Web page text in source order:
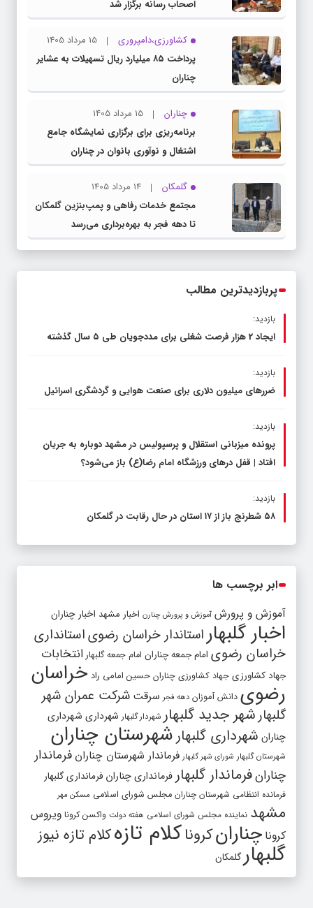
اصحاب رسانه برگزار شد
کشاورزی،دامپروری
15 مرداد 1405
پرداخت ۸۵ میلیارد ریال تسهیلات به عشایر
چناران
چناران
15 مرداد 1405
برنامه‌ریزی برای برگزاری نمایشگاه جامع
اشتغال و نوآوری بانوان در چناران
گلمکان
14 مرداد 1405
مجتمع خدمات رفاهی و پمپ‌بنزین گلمکان
تا دهه فجر به بهره‌برداری می‌رسد
پربازدیدترین مطالب
بازدید:
ایجاد 2 هزار فرصت شغلی برای مددجویان طی ۵ سال گذشته
بازدید:
ضررهای میلیون دلاری برای صنعت هوایی و گردشگری اسرائیل
بازدید:
پرونده میزبانی استقلال و پرسپولیس در مشهد دوباره به جریان
افتاد | قفل در‌های ورزشگاه امام رضا(ع) باز می‌شود؟
بازدید:
۵۸ شطرنج‌ باز از ۱۷ استان در حال رقابت در گلمکان
ابر برچسب ها
آموزش و پرورش آموزش و پرورش چنارن اخبار مشهد اخبار چناران
اخبار گلبهار استاندار خراسان رضویاستانداری
خراسان رضوی امام جمعه چناران امام جمعه گلبهار انتخابات
جهاد کشاورزی جهاد کشاورزی چناران حسین امامی راد خراسان
رضوی دانش آموزان دهه فجر سرقت شرکت عمران شهر
گلبهارشهر جدید گلبهار شهردار گلبهار شهرداری شهرداری
چناران شهرداری گلبهار شهرستان چناران
شهرستان گلبهار شورای شهر گلبهار فرماندار شهرستان چناران فرماندار
چنارانفرماندار گلبهار فرمانداری چناران فرمانداری گلبهار
فرمانده انتظامی شهرستان چناران مجلس شورای اسلامی مسکن مهر
مشهد نماینده مجلس شورای اسلامی هفته دولت واکسن کرونا ویروس
کرونا چنارانکروناکلام تازهکلام تازه نیوز
گلبهارگلمکان